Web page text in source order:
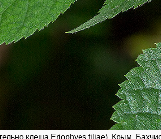
клеща Eriophyes tiliae). Крым,